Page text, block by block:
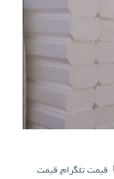
قیمت تلگرام,قیمت